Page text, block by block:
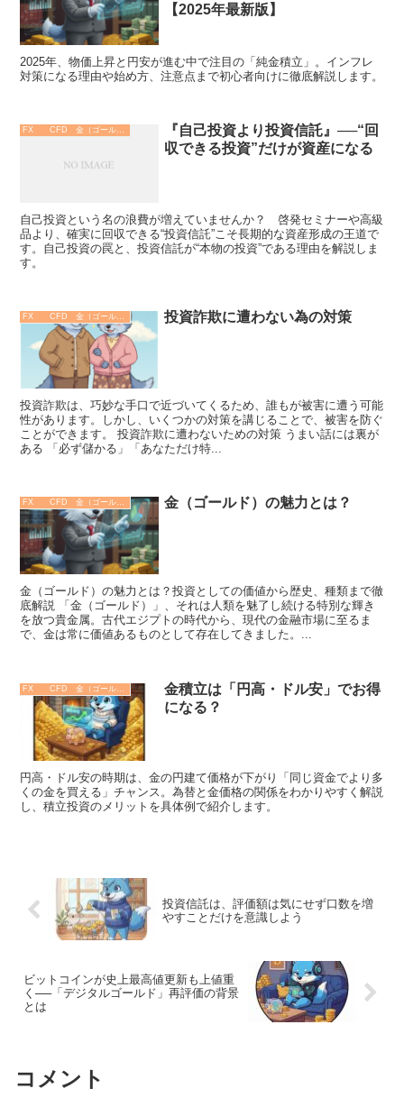
【2025年最新版】
2025年、物価上昇と円安が進む中で注目の「純金積立」。インフレ
対策になる理由や始め方、注意点まで初心者向けに徹底解説します。
FX CFD 金（ゴールド）
『自己投資より投資信託』──“回
収できる投資”だけが資産になる
自己投資という名の浪費が増えていませんか？ 啓発セミナーや高級
品より、確実に回収できる“投資信託”こそ長期的な資産形成の王道で
す。自己投資の罠と、投資信託が“本物の投資”である理由を解説しま
す。
投資詐欺に遭わない為の対策
投資詐欺は、巧妙な手口で近づいてくるため、誰もが被害に遭う可能
性があります。しかし、いくつかの対策を講じることで、被害を防ぐ
ことができます。 投資詐欺に遭わないための対策 うまい話には裏が
ある 「必ず儲かる」「あなただけ特...
FX CFD 金（ゴールド） 金（ゴールド）の魅力とは？
金（ゴールド）の魅力とは？投資としての価値から歴史、種類まで徹
底解説 「金（ゴールド）」、それは人類を魅了し続ける特別な輝き
を放つ貴金属。古代エジプトの時代から、現代の金融市場に至るま
で、金は常に価値あるものとして存在してきました。...
金積立は「円高・ドル安」でお得
になる？
円高・ドル安の時期は、金の円建て価格が下がり「同じ資金でより多
くの金を買える」チャンス。為替と金価格の関係をわかりやすく解説
し、積立投資のメリットを具体例で紹介します。
投資信託は、評価額は気にせず口数を増
やすことだけを意識しよう
ビットコインが史上最高値更新も上値重
く──「デジタルゴールド」再評価の背景
とは
コメント